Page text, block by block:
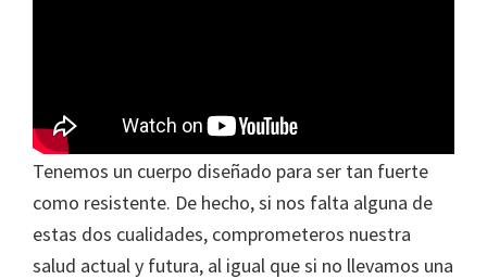
Tenemos un cuerpo diseñado para ser tan fuerte
como resistente. De hecho, si nos falta alguna de
estas dos cualidades, comprometeros nuestra
salud actual y futura, al igual que si no llevamos una